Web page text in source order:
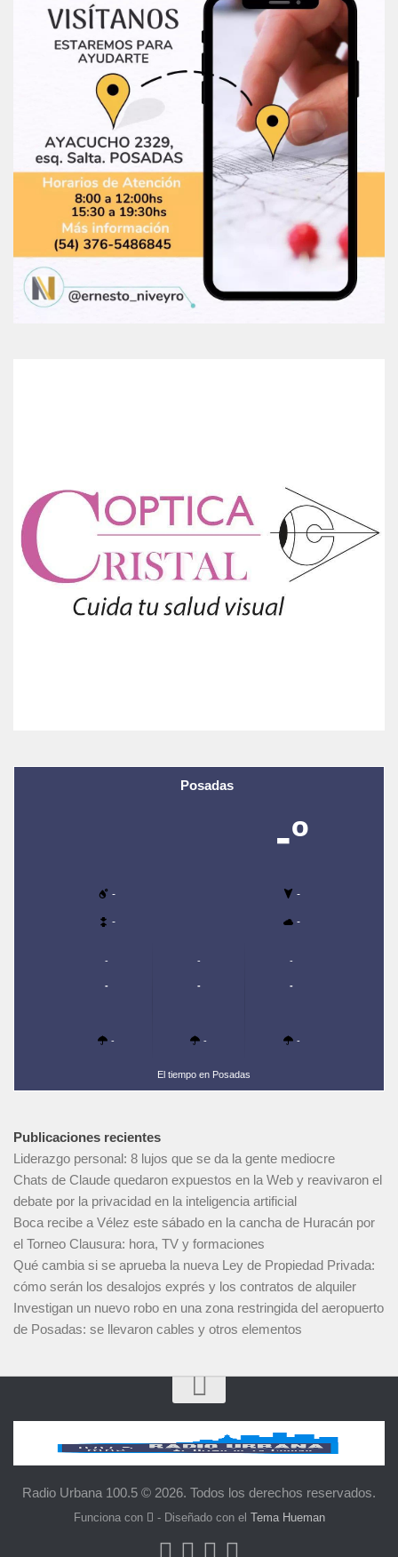
Posadas
-º
- -
- -
-
-
-
-
-
-
-
-
-
El tiempo en Posadas
Publicaciones recientes
Liderazgo personal: 8 lujos que se da la gente mediocre
Chats de Claude quedaron expuestos en la Web y reavivaron el
debate por la privacidad en la inteligencia artificial
Boca recibe a Vélez este sábado en la cancha de Huracán por
el Torneo Clausura: hora, TV y formaciones
Qué cambia si se aprueba la nueva Ley de Propiedad Privada:
cómo serán los desalojos exprés y los contratos de alquiler
Investigan un nuevo robo en una zona restringida del aeropuerto
de Posadas: se llevaron cables y otros elementos
Radio Urbana 100.5 © 2026. Todos los derechos reservados.
Funciona con - Diseñado con el Tema Hueman